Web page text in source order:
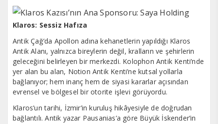
Klaros: Sessiz Hafıza
Antik Çağ’da Apollon adına kehanetlerin yapıldığı Klaros
Antik Alanı, yalnızca bireylerin değil, kralların ve şehirlerin
geleceğini belirleyen bir merkezdi. Kolophon Antik Kenti’nde
yer alan bu alan, Notion Antik Kenti’ne kutsal yollarla
bağlanıyor; hem inanç hem de siyasi kararlar açısından
evrensel ve bölgesel bir otorite işlevi görüyordu.
Klaros’un tarihi, İzmir’in kuruluş hikâyesiyle de doğrudan
bağlantılı. Antik yazar Pausanias’a göre Büyük İskender’in